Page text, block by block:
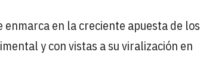
enmarca en la creciente apuesta de los
y con vistas a su viralización en